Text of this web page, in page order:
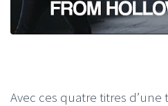
Avec ces quatre titres